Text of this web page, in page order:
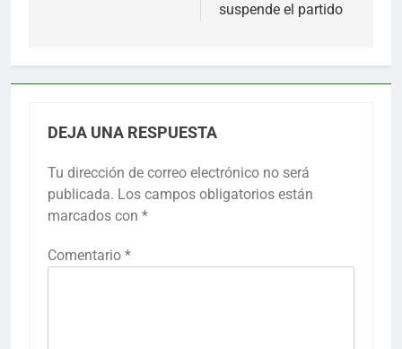
suspende el partido
DEJA UNA RESPUESTA
Tu dirección de correo electrónico no será
publicada. Los campos obligatorios están
marcados con *
Comentario *